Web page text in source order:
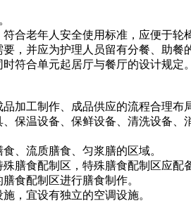
合老年人安全使用标准，应便于轮
，并应为护理人员留有分餐、助餐
符合单元起居厅与餐厅的设计规定。
加工制作、成品供应的流程合理布
保温设备、保鲜设备、清洗设备
、流质膳食、匀浆膳的区域。
膳食配制区，特殊膳食配制区应
食配制区进行膳食制作。
，宜设有独立的空调设施。